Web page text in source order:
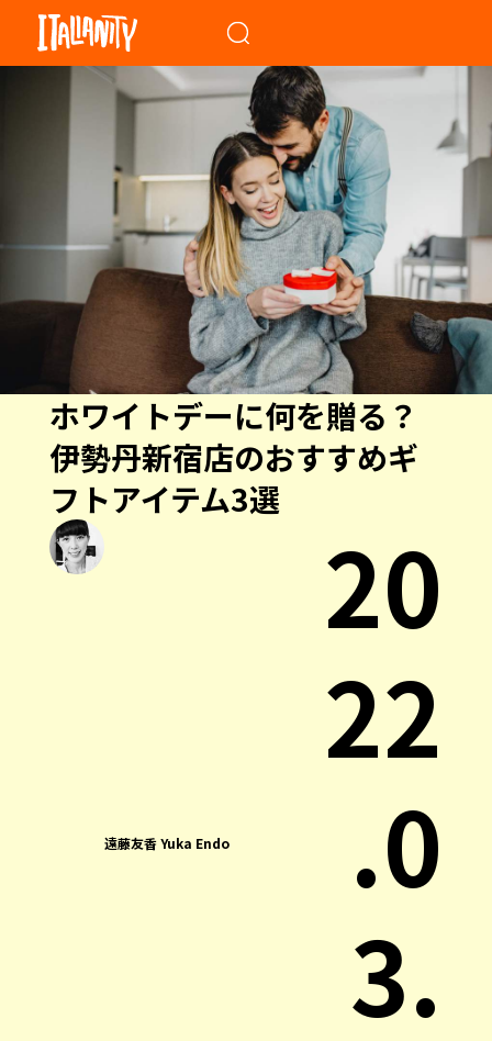
ホワイトデーに何を贈る？
伊勢丹新宿店のおすすめギ
フトアイテム3選
遠藤友香 Yuka Endo
20
22
.0
3.